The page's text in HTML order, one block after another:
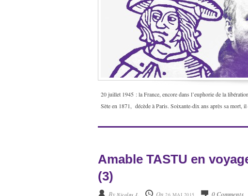
20 juillet 1945 : la France, encore dans l’euphorie de la
Sète en 1871, décède à Paris. Soixante-dix ans après sa mort,
Amable TASTU en
(3)
By Nicolas J. On 26 MAI 2015 0 Comments